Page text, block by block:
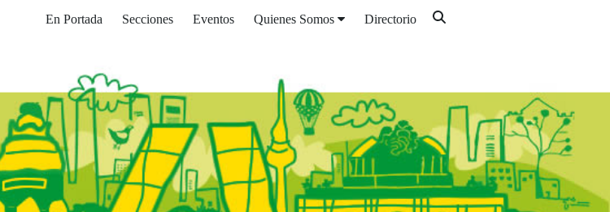
En Portada Secciones Eventos Quienes Somos Directorio